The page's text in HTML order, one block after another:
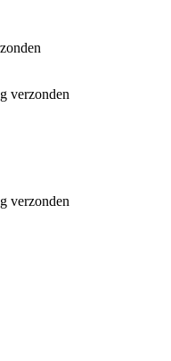
verzonden
verzonden